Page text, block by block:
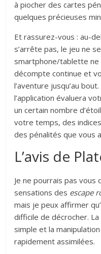
à piocher des cartes
quelques précieuses
Et rassurez-vous : au-
s’arrête pas, le jeu ne
smartphone/tablette ne
décompte continue et
l’aventure jusqu’au
l’application évaluera
un certain nombre
votre temps, des
des pénalités que vous
L’avis de
Je ne pourrais pas vous
sensations des escape
mais je peux affirmer
difficile de décrocher.
simple et la
rapidement assimilées.